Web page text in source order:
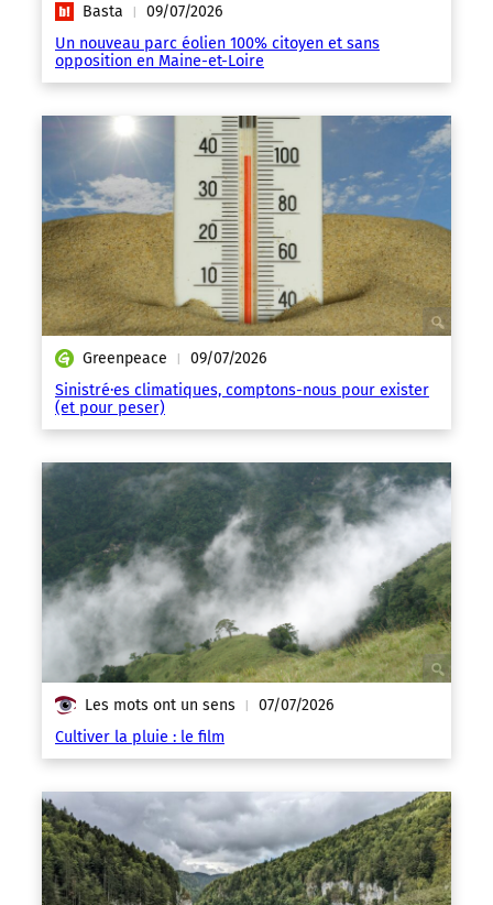
Basta | 09/07/2026
Un nouveau parc éolien 100% citoyen et sans
opposition en Maine-et-Loire
Greenpeace | 09/07/2026
Sinistré·es climatiques, comptons-nous pour exister
(et pour peser)
Les mots ont un sens | 07/07/2026
Cultiver la pluie : le film